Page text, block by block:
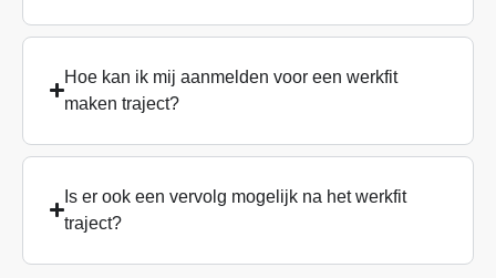
Hoe kan ik mij aanmelden voor een werkfit
maken traject?
Is er ook een vervolg mogelijk na het werkfit
traject?